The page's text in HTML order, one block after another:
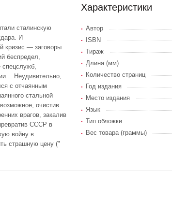
сталинскую
И
кризис — заговоры
беспредел,
спецслужб,
Неудивительно,
с отчаянным
стальной
очистив
врагов, закалив
СССР в
войну в
страшную цену ("
Характеристики
Автор
ISBN
Тираж
Длина (мм)
Количество страниц
Год издания
Место издания
Язык
Тип обложки
Вес товара (граммы)